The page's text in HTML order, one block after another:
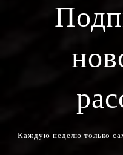
Каждую неделю только